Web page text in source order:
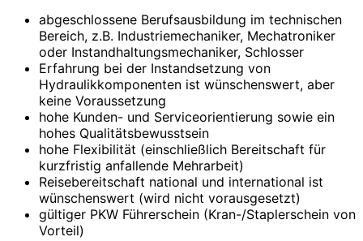
abgeschlossene Berufsausbildung im technischen
Bereich, z.B. Industriemechaniker, Mechatroniker
oder Instandhaltungsmechaniker, Schlosser
Erfahrung bei der Instandsetzung von
Hydraulikkomponenten ist wünschenswert, aber
keine Voraussetzung
hohe Kunden- und Serviceorientierung sowie ein
hohes Qualitätsbewusstsein
hohe Flexibilität (einschließlich Bereitschaft für
kurzfristig anfallende Mehrarbeit)
Reisebereitschaft national und international ist
wünschenswert (wird nicht vorausgesetzt)
gültiger PKW Führerschein (Kran-/Staplerschein von
Vorteil)